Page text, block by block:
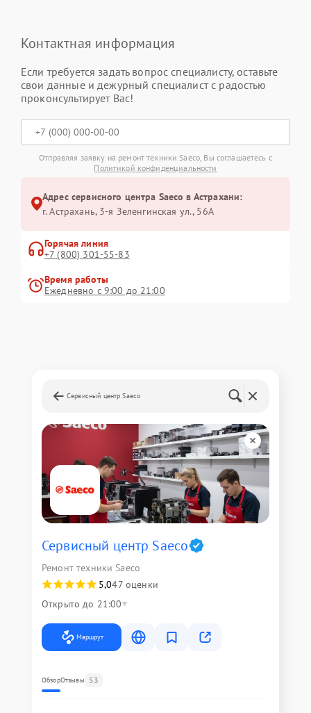
Контактная информация
Если требуется задать вопрос специалисту, оставьте
свои данные и дежурный специалист с радостью
проконсультирует Вас!
Отправляя заявку на ремонт техники Saeco, Вы соглашаетесь с
Политикой конфиденциальности
Адрес сервисного центра Saeco в Астрахани:
г. Астрахань, 3-я Зеленгинская ул., 56А
Горячая линия
+7 (800) 301-55-83
Время работы
Ежедневно с 9:00 до 21:00
Сервисный центр Saeco
Сервисный центр Saeco
Ремонт техники Saeco
5,047 оценки
Открыто до 21:00
Маршрут
ОбзорОтзывы 53